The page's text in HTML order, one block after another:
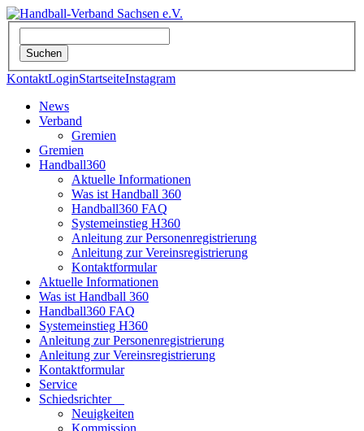
KontaktLoginStartseiteInstagram
News
Verband
Gremien
Gremien
Handball360
Aktuelle Informationen
Was ist Handball 360
Handball360 FAQ
Systemeinstieg H360
Anleitung zur Personenregistrierung
Anleitung zur Vereinsregistrierung
Kontaktformular
Aktuelle Informationen
Was ist Handball 360
Handball360 FAQ
Systemeinstieg H360
Anleitung zur Personenregistrierung
Anleitung zur Vereinsregistrierung
Kontaktformular
Service
Schiedsrichter
Neuigkeiten
Kommission